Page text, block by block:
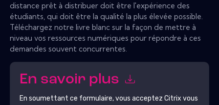
distance prêt à distribuer doit être l'expérience des
étudiants, qui doit être la qualité la plus élevée possible.
Téléchargez notre livre blanc sur la façon de mettre à
niveau vos ressources numériques pour répondre à ces
demandes souvent concurrentes.
En savoir plus
En soumettant ce formulaire, vous acceptez Citrix vous